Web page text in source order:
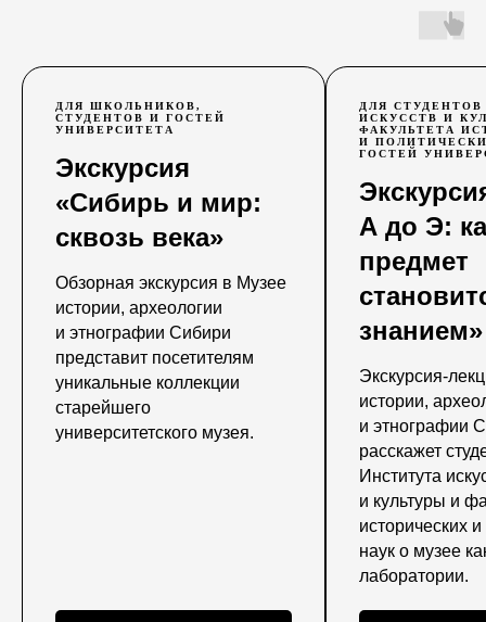
ДЛЯ ШКОЛЬНИКОВ,
СТУДЕНТОВ И ГОСТЕЙ
УНИВЕРСИТЕТА
Экскурсия
«Сибирь и мир:
сквозь века»
Обзорная экскурсия в Музее
истории, археологии
и этнографии Сибири
представит посетителям
уникальные коллекции
старейшего
университетского музея.
ДЛЯ
ИСКУССТВ И
ФАКУЛЬТЕТА
И
ГОСТЕЙ
А до Э:
предмет
знанием»
Экскурсия-
истории,
и этнографии
расскажет
Института
и культуры и
исторических
наук о музее
лаборатории.